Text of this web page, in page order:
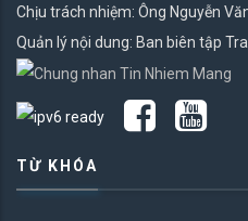
Chịu trách nhiệm: Ông Nguyễn
Quản lý nội dung: Ban biên tập
TỪ KHÓA